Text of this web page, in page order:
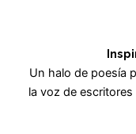
Un halo de poesía
la voz de